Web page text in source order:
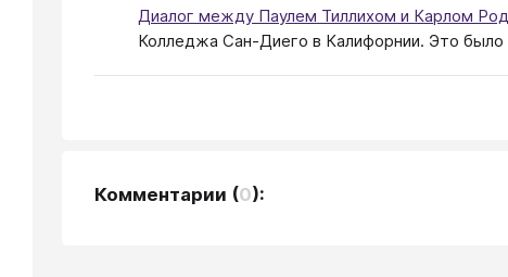
Диалог между Паулем Тиллихом и Карлом
Колледжа Сан-Диего в Калифорнии. Это было
Комментарии (0):